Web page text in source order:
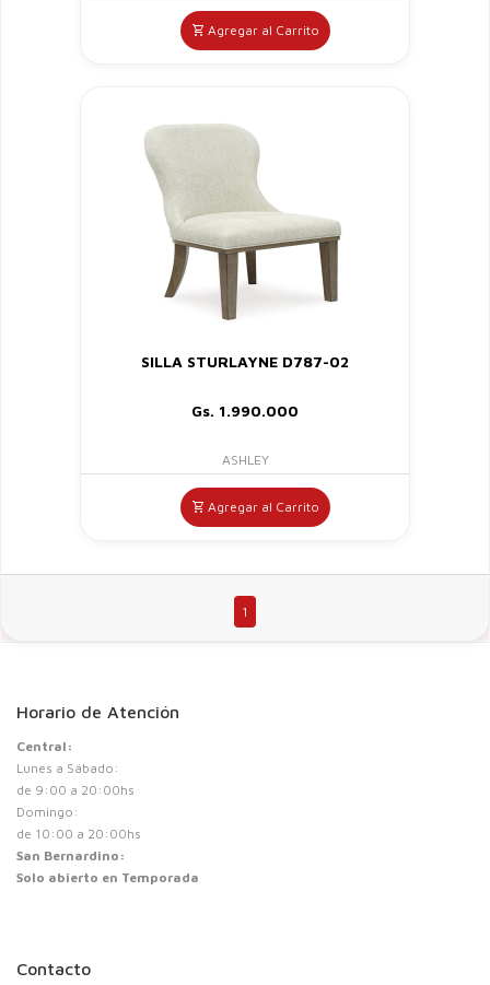
Agregar al Carrito
SILLA STURLAYNE D787-02
Gs. 1.990.000
ASHLEY
Agregar al Carrito
1
Horario de Atención
Central:
Lunes a Sábado:
de 9:00 a 20:00hs
Domingo:
de 10:00 a 20:00hs
San Bernardino:
Solo abierto en Temporada
Contacto